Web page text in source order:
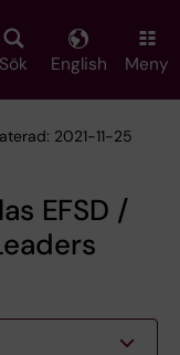
Sök English Meny
2021-11-25
EFSD /